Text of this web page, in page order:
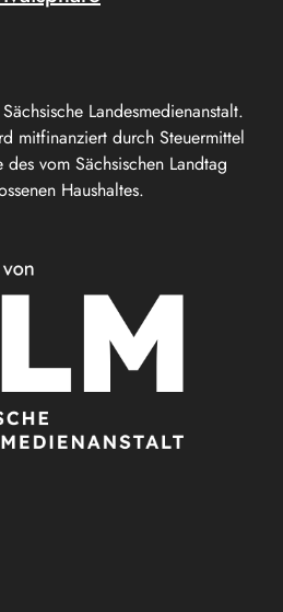
Landesmedienanstalt.
mitfinanziert durch Steuermittel
vom Sächsischen Landtag
Haushaltes.